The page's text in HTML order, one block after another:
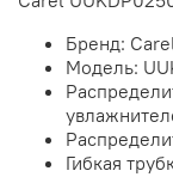
Бренд:
Модель:
Гибкая